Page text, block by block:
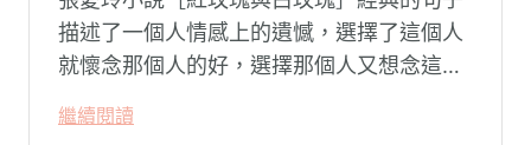
描述了一個人情感上的遺憾，選擇了這個人
就懷念那個人的好，選擇那個人又想念這個
繼續閱讀